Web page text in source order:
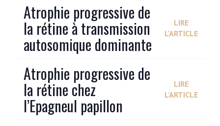
Atrophie progressive de
la rétine à transmission
autosomique dominante
LIRE
L'ARTICLE
Atrophie progressive de
la rétine chez
l’Epagneul papillon
LIRE
L'ARTICLE